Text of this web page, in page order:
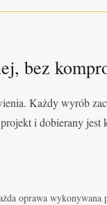
bez
Każdy wyrób
i dobierany jest
oprawa